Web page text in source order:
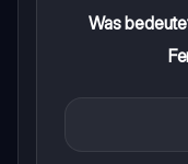
Was